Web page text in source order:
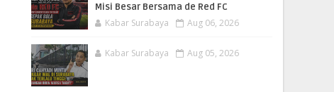
Misi Besar Bersama de Red FC
Kabar Surabaya Aug 06, 2026
Kabar Surabaya Aug 05, 2026